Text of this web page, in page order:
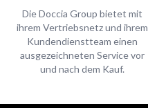
Die Doccia Group bietet mit
ihrem Vertriebsnetz und ihrem
Kundendienstteam einen
ausgezeichneten Service vor
und nach dem Kauf.